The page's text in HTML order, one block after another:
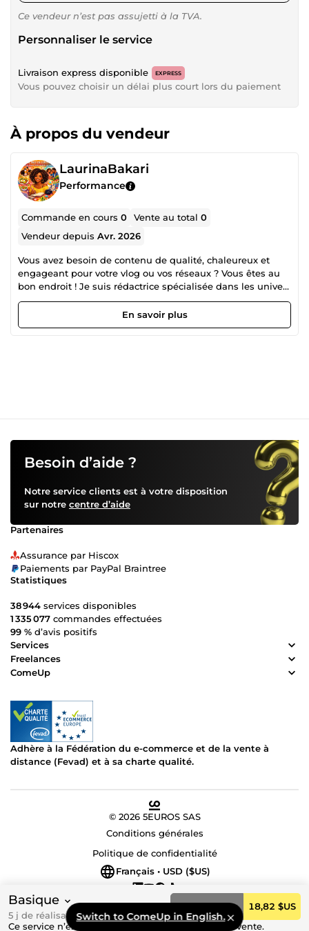
Ce vendeur n’est pas assujetti à la TVA.
Personnaliser le service
Livraison express disponible EXPRESS
Vous pouvez choisir un délai plus court lors du paiement
Basique
5 j de réalisation
Commander
18,82 $US
Ce service n’est actuellement pas disponible à la vente.
À propos du vendeur
LaurinaBakari
Performance
Commande en cours0 Vente au total0
Vendeur depuisAvr. 2026
Vous avez besoin de contenu de qualité, chaleureux et
engageant pour votre vlog ou vos réseaux ? Vous êtes au
bon endroit ! Je suis rédactrice spécialisée dans les univers
du quotidien féminin : cheveux afro et beauté naturelle,
parentalité, bien-être et alimentation. Je crée des articles
qui parlent vraiment à vos lectrices avec des mots sincères,
Pourquoi me faire confiance ? Maman de deux enfants et
étudiante, j'écris sur des sujets que je vis de l'intérieur.
Mes articles ne sont pas génériques - ils sont écrits avec
du cœur et pensés pour votre lectrice idéale. Une question
avant de commander ? Contactez-moi, je réponds sous
24h. Les options que je propose : Article 400 mots (offre de
En savoir plus
Switch to ComeUp in English.
Besoin d’aide ?
Notre service clients est à votre disposition
sur notre centre d’aide
Partenaires
Assurance par Hiscox
Paiements par PayPal Braintree
Statistiques
38 944 services disponibles
1 335 077 commandes effectuées
99 % d’avis positifs
Services
Freelances
ComeUp
Adhère à la Fédération du e-commerce et de la vente à
distance (Fevad) et à sa charte qualité.
© 2026 5EUROS SAS
Conditions générales
Politique de confidentialité
Français • USD ($US)